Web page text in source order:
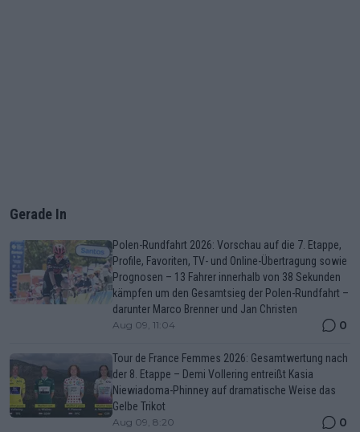
Gerade In
Polen-Rundfahrt 2026: Vorschau auf die 7. Etappe,
Profile, Favoriten, TV- und Online-Übertragung sowie
Prognosen – 13 Fahrer innerhalb von 38 Sekunden
kämpfen um den Gesamtsieg der Polen-Rundfahrt –
darunter Marco Brenner und Jan Christen
Aug 09, 11:04 0
Tour de France Femmes 2026: Gesamtwertung nach
der 8. Etappe – Demi Vollering entreißt Kasia
Niewiadoma-Phinney auf dramatische Weise das
Gelbe Trikot
Aug 09, 8:20 0